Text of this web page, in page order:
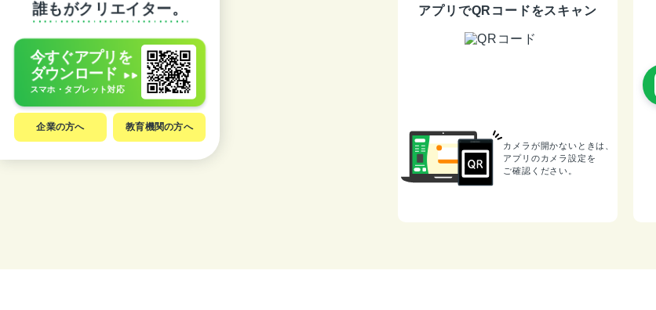
誰もがクリエイター。
今すぐアプリを
ダウンロード
スマホ・タブレット対応
企業の方へ 教育機関の方へ
アプリでQRコードをスキャン
カメラが開かないときは、
アプリのカメラ設定を
ご確認ください。